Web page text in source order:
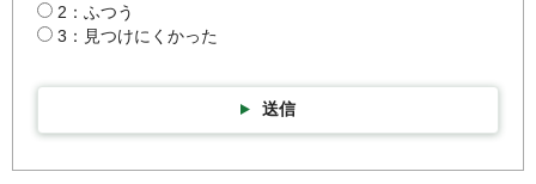
2：ふつう
3：見つけにくかった
送信